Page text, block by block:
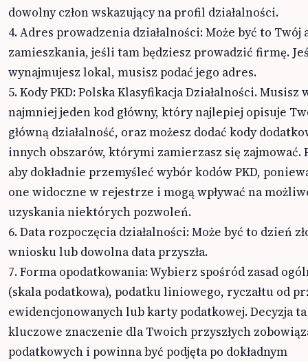
dowolny człon wskazujący na profil działalności.
4. Adres prowadzenia działalności: Może być to Twój
zamieszkania, jeśli tam będziesz prowadzić firmę.
wynajmujesz lokal, musisz podać jego adres.
5. Kody PKD: Polska Klasyfikacja Działalności. Musisz
najmniej jeden kod główny, który najlepiej opisuje
główną działalność, oraz możesz dodać kody
innych obszarów, którymi zamierzasz się zajmować.
aby dokładnie przemyśleć wybór kodów PKD,
one widoczne w rejestrze i mogą wpływać na
uzyskania niektórych pozwoleń.
6. Data rozpoczęcia działalności: Może być to dzień
wniosku lub dowolna data przyszła.
7. Forma opodatkowania: Wybierz spośród zasad
(skala podatkowa), podatku liniowego, ryczałtu od
ewidencjonowanych lub karty podatkowej. Decyzja
kluczowe znaczenie dla Twoich przyszłych
podatkowych i powinna być podjęta po dokładnym